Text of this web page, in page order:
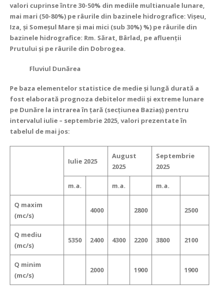
valori cuprinse între 30-50% din mediile multianuale lunare,
mai mari (50-80%) pe râurile din bazinele hidrografice: Vișeu,
Iza, și Someșul Mare și mai mici (sub 30%) %) pe râurile din
bazinele hidrografice: Rm. Sărat, Bârlad, pe afluenții
Prutului și pe râurile din Dobrogea.
Fluviul Dunărea
Pe baza elementelor statistice de medie şi lungă durată a
fost elaborată prognoza debitelor medii şi extreme lunare
pe Dunăre la intrarea în ţară (secţiunea Baziaş) pentru
intervalul iulie – septembrie 2025, valori prezentate în
tabelul de mai jos:
Iulie 2025
August
2025
Septembrie
2025
m.a. m.a. m.a.
Q maxim
(mc/s)
4000 2800 2500
Q mediu
(mc/s)
5350 2400 4300 2200 3800 2100
Q minim
(mc/s)
2000 1900 1900